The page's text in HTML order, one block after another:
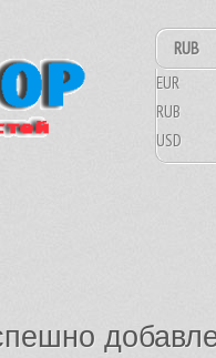
RUB
EUR
RUB
USD